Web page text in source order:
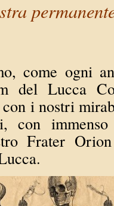
come ogni
del Lucca
i nostri
con
Frater